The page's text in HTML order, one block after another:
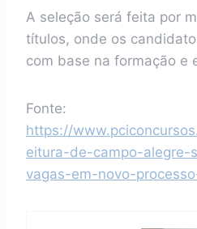
A seleção será feita por
títulos, onde os
com base na formação e
Fonte:
https://
eitura-de-campo-alegre-
vagas-em-novo-